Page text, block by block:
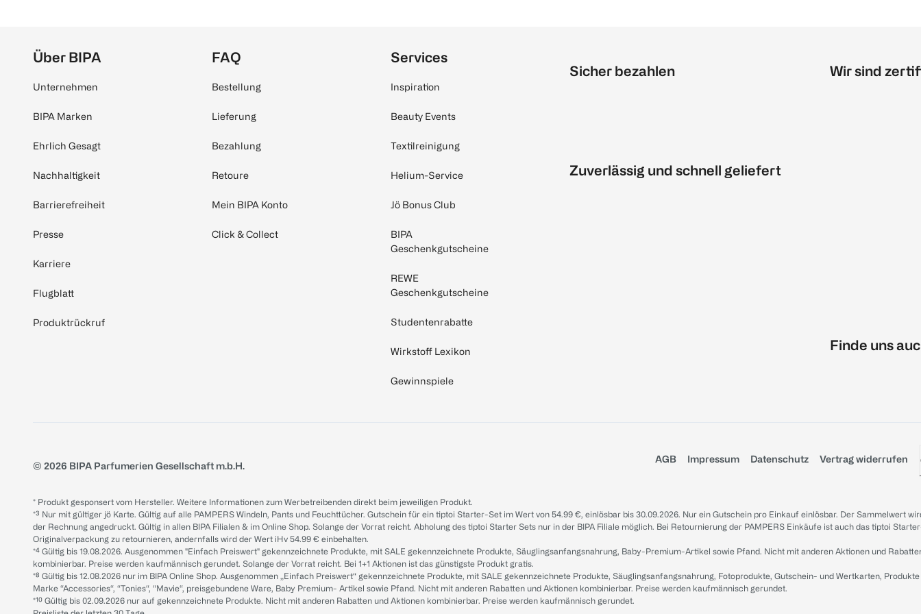
Über BIPA
Unternehmen
BIPA Marken
Ehrlich Gesagt
Nachhaltigkeit
Barrierefreiheit
Presse
Karriere
Flugblatt
Produktrückruf
FAQ
Bestellung
Lieferung
Bezahlung
Retoure
Mein BIPA Konto
Click & Collect
Services
Inspiration
Beauty Events
Textilreinigung
Helium-Service
Jö Bonus Club
BIPA
Geschenkgutscheine
REWE
Geschenkgutscheine
Studentenrabatte
Wirkstoff Lexikon
Gewinnspiele
Sicher bezahlen
Zuverlässig und schnell geliefert
Wir sind
Finde uns
© 2026 BIPA Parfumerien Gesellschaft m.b.H.
AGB Impressum Datenschutz Vertrag widerrufen
* Produkt gesponsert vom Hersteller. Weitere Informationen zum Werbetreibenden direkt beim jeweiligen Produkt.
*³ Nur mit gültiger jö Karte. Gültig auf alle PAMPERS Windeln, Pants und Feuchttücher. Gutschein für ein tiptoi Starter-Set im Wert von 54.99 €, einlösbar bis 30.09.2026. Nur ein Gutschein pro Einkauf einlösbar. Der Sammelwert
der Rechnung angedruckt. Gültig in allen BIPA Filialen & im Online Shop. Solange der Vorrat reicht. Abholung des tiptoi Starter Sets nur in der BIPA Filiale möglich. Bei Retournierung der PAMPERS Einkäufe ist auch das tiptoi
Originalverpackung zu retournieren, andernfalls wird der Wert iHv 54.99 € einbehalten.
*⁴ Gültig bis 19.08.2026. Ausgenommen "Einfach Preiswert" gekennzeichnete Produkte, mit SALE gekennzeichnete Produkte, Säuglingsanfangsnahrung, Baby-Premium-Artikel sowie Pfand. Nicht mit anderen Aktionen und
kombinierbar. Preise werden kaufmännisch gerundet. Solange der Vorrat reicht. Bei 1+1 Aktionen ist das günstigste Produkt gratis.
*⁸ Gültig bis 12.08.2026 nur im BIPA Online Shop. Ausgenommen „Einfach Preiswert“ gekennzeichnete Produkte, mit SALE gekennzeichnete Produkte, Säuglingsanfangsnahrung, Fotoprodukte, Gutschein- und Wertkarten,
Marke “Accessories“, “Tonies“, “Mavie“, preisgebundene Ware, Baby Premium- Artikel sowie Pfand. Nicht mit anderen Rabatten und Aktionen kombinierbar. Preise werden kaufmännisch gerundet.
*¹⁰ Gültig bis 02.09.2026 nur auf gekennzeichnete Produkte. Nicht mit anderen Rabatten und Aktionen kombinierbar. Preise werden kaufmännisch gerundet.